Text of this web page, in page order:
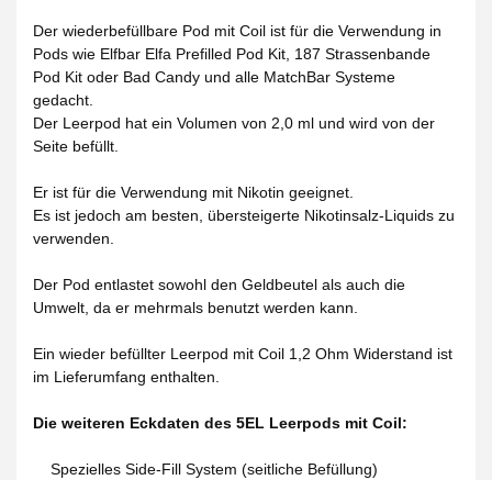
Der wiederbefüllbare Pod mit Coil ist für die Verwendung in
Pods wie Elfbar Elfa Prefilled Pod Kit, 187 Strassenbande
Pod Kit oder Bad Candy und alle MatchBar Systeme
gedacht.
Der Leerpod hat ein Volumen von 2,0 ml und wird von der
Seite befüllt.
Er ist für die Verwendung mit Nikotin geeignet.
Es ist jedoch am besten, übersteigerte Nikotinsalz-Liquids zu
verwenden.
Der Pod entlastet sowohl den Geldbeutel als auch die
Umwelt, da er mehrmals benutzt werden kann.
Ein wieder befüllter Leerpod mit Coil 1,2 Ohm Widerstand ist
im Lieferumfang enthalten.
Die weiteren Eckdaten des 5EL Leerpods mit Coil:
Spezielles Side-Fill System (seitliche Befüllung)